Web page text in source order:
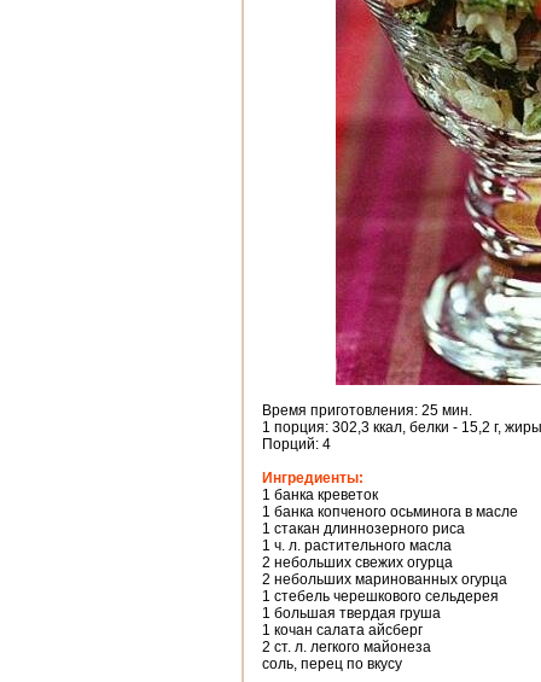
Время приготовления: 25 мин.
1 порция: 302,3 ккал, белки - 15,2 г,
Порций: 4
Ингредиенты:
1 банка креветок
1 банка копченого осьминога в масле
1 стакан длиннозерного риса
1 ч. л. растительного масла
2 небольших свежих огурца
2 небольших маринованных огурца
1 стебель черешкового сельдерея
1 большая твердая груша
1 кочан салата айсберг
2 ст. л. легкого майонеза
соль, перец по вкусу